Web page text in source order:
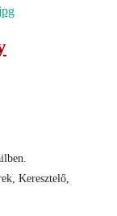
Keresztelő,